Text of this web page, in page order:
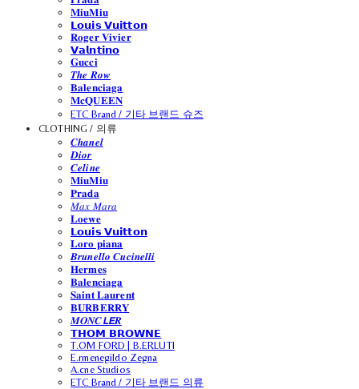
𝐌𝐢𝐮𝐌𝐢𝐮
𝗟𝗼𝘂𝗶𝘀 𝗩𝘂𝗶𝘁𝘁𝗼𝗻
𝐑𝐨𝐠𝐞𝐫 𝐕𝐢𝐯𝐢𝐞𝐫
𝗩𝗮𝗹𝗻𝘁𝗶𝗻𝗼
𝐆𝐮𝐜𝐜𝐢
𝑻𝒉𝒆 𝑹𝒐𝒘
𝐁𝐚𝐥𝐞𝐧𝐜𝐢𝐚𝐠𝐚
𝐌𝐜𝐐𝐔𝐄𝐄𝐍
ETC Brand / 기타 브랜드 슈즈
CLOTHING / 의류
𝑪𝒉𝒂𝒏𝒆𝒍
𝑫𝒊𝒐𝒓
𝑪𝒆𝒍𝒊𝒏𝒆
𝐌𝐢𝐮𝐌𝐢𝐮
𝐏𝐫𝐚𝐝𝐚
𝑀𝑎𝑥 𝑀𝑎𝑟𝑎
𝐋𝐨𝐞𝐰𝐞
𝗟𝗼𝘂𝗶𝘀 𝗩𝘂𝗶𝘁𝘁𝗼𝗻
𝐋𝐨𝐫𝐨 𝐩𝐢𝐚𝐧𝐚
𝑩𝒓𝒖𝒏𝒆𝒍𝒍𝒐 𝑪𝒖𝒄𝒊𝒏𝒆𝒍𝒍𝒊
𝐇𝐞𝐫𝐦𝐞𝐬
𝐁𝐚𝐥𝐞𝐧𝐜𝐢𝐚𝐠𝐚
𝐒𝐚𝐢𝐧𝐭 𝐋𝐚𝐮𝐫𝐞𝐧𝐭
𝐁𝐔𝐑𝐁𝐄𝐑𝐑𝐘
𝑴𝑶𝑵𝑪𝙇𝙀𝑹
𝗧𝗛𝗢𝗠 𝗕𝗥𝗢𝗪𝗡𝗘
T.OM FORD | B.ERLUTI
E.rmenegildo Zegna
A.cne Studios
ETC Brand / 기타 브랜드 의류